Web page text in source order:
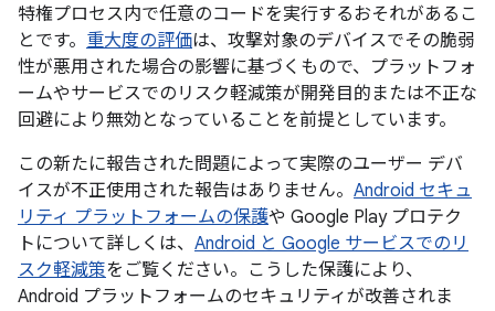
特権プロセス内で任意のコードを実行するおそれがあるこ
とです。 重大度の評価は、攻撃対象のデバイスでその脆弱
性が悪用された場合の影響に基づくもので、プラットフォ
ームやサービスでのリスク軽減策が開発目的または不正な
回避により無効となっていることを前提としています。
この新たに報告された問題によって実際のユーザー デバ
イスが不正使用された報告はありません。 Android セキュ
リティ プラットフォームの保護や Google Play プロテク
トについて詳しくは、 Android と Google サービスでのリ
スク軽減策をご覧ください。こうした保護により、
Android プラットフォームのセキュリティが改善されま